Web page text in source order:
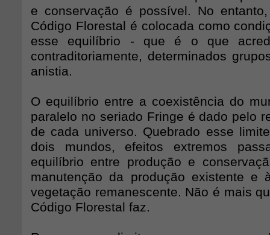
e conservação é possível. No
Código Florestal é colocada como
esse equilíbrio - que é o que
contraditoriamente, determinados
anistia.
O equilíbrio entre a coexistência do
paralelo no seriado Fringe é dado pelo
de cada universo. Quebrado esse
dois mundos, efeitos extremos
equilíbrio entre produção e
manutenção da produção existente e
vegetação remanescente. Não é mais
Código Florestal faz.